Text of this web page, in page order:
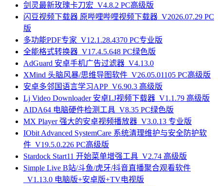
剑灵最新玫瑰卡刀宏_V4.8.2 PC高级版
闪豆视频下载器 原哔哩哔哩视频下载器_V2026.07.29 PC
版
多功能PDF专家_V12.1.28.4370 PC专业版
全能格式转换器_V17.4.5.648 PC绿色版
AdGuard 安卓手机广告过滤器_V4.13.0
XMind 头脑风暴/思维导图软件_V26.05.01105 PC高级版
安卓多邻国语言学习APP_V6.90.3 高级版
Lj Video Downloader 安卓LJ视频下载器_V1.1.79 高级版
AIDA64 电脑硬件检测工具_V8.35 PC绿色版
MX Player 强大的安卓视频播放器_V3.0.13 专业版
IObit Advanced SystemCare 系统清理维护与安全防护软
件_V19.5.0.226 PC高级版
Stardock Start11 开始菜单增强工具_V2.74 高级版
Simple Live B站/斗鱼/虎牙/抖音直播聚合观看软件
_V1.13.0 电脑版+安卓版+TV电视版